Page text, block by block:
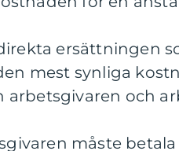
ersättningen
mest synliga
och
måste